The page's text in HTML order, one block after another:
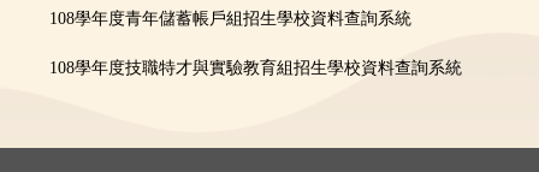
108學年度青年儲蓄帳戶組招生學校資料查詢系統
108學年度技職特才與實驗教育組招生學校資料查詢系統